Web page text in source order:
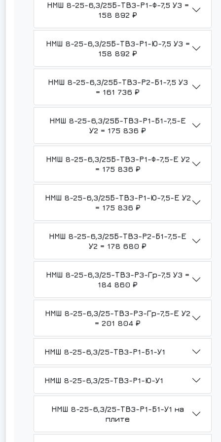
НМШ 8-25-6,3/25Б-ТВ3-Р1-Ф-7,5 У3 =
158 892 ₽
НМШ 8-25-6,3/25Б-ТВ3-Р1-Ю-7,5 У3 =
158 892 ₽
НМШ 8-25-6,3/25Б-ТВ3-Р2-Б1-7,5 У3
= 161 736 ₽
НМШ 8-25-6,3/25Б-ТВ3-Р1-Б1-7,5-Е
У2 = 175 836 ₽
НМШ 8-25-6,3/25Б-ТВ3-Р1-Ф-7,5-Е У2
= 175 836 ₽
НМШ 8-25-6,3/25Б-ТВ3-Р1-Ю-7,5-Е У2
= 175 836 ₽
НМШ 8-25-6,3/25Б-ТВ3-Р2-Б1-7,5-Е
У2 = 178 680 ₽
НМШ 8-25-6,3/25-ТВ3-Р3-Гр-7,5 У3 =
184 860 ₽
НМШ 8-25-6,3/25-ТВ3-Р3-Гр-7,5-Е У2
= 201 804 ₽
НМШ 8-25-6,3/25-ТВ3-Р1-Б1-У1
НМШ 8-25-6,3/25-ТВ3-Р1-Ю-У1
НМШ 8-25-6,3/25-ТВ3-Р1-Б1-У1 на
плите